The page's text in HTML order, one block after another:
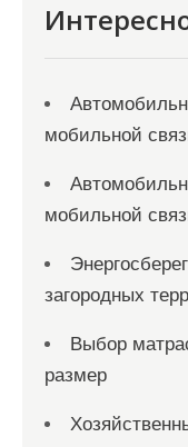
мобильной
мобильной
загородных
Выбор
размер